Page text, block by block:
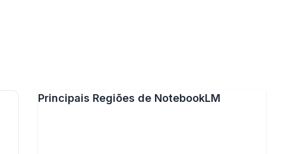
Principais Regiões de NotebookLM